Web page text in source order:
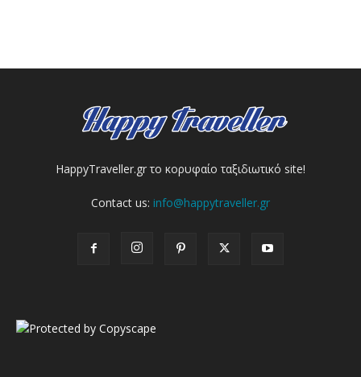
HappyTraveller.gr το κορυφαίο ταξιδιωτικό site!
Contact us: info@happytraveller.gr